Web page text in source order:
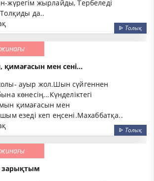
жүрегім жырлайды, Тербеледі
да..
ᐈ Толық
мен сені...
ауыр жол.Шын сүйгеннен
көнесің...Күнделіктегі
қимағасын мен
езеді кеп еңсені.Махаббатқа..
ᐈ Толық